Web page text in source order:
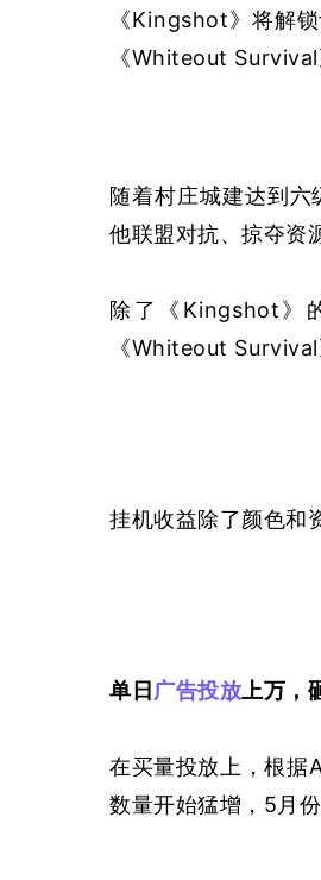
《Kingshot》将解
《Whiteout
随着村庄城建达到
他联盟对抗、掠夺资
除了《Kingshot》
《Whiteout
挂机收益除了颜色和
单日广告投放 上万
在买量投放上，根
数量开始猛增，5月